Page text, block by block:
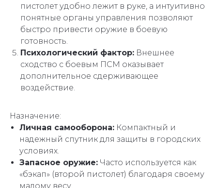
пистолет удобно лежит в руке, а интуитивно
понятные органы управления позволяют
быстро привести оружие в боевую
готовность.
Психологический фактор: Внешнее
сходство с боевым ПСМ оказывает
дополнительное сдерживающее
воздействие.
Назначение:
Личная самооборона: Компактный и
надежный спутник для защиты в городских
условиях.
Запасное оружие: Часто используется как
«бэкап» (второй пистолет) благодаря своему
малому весу.